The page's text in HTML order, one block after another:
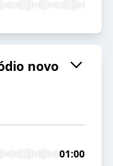
novo
01:00